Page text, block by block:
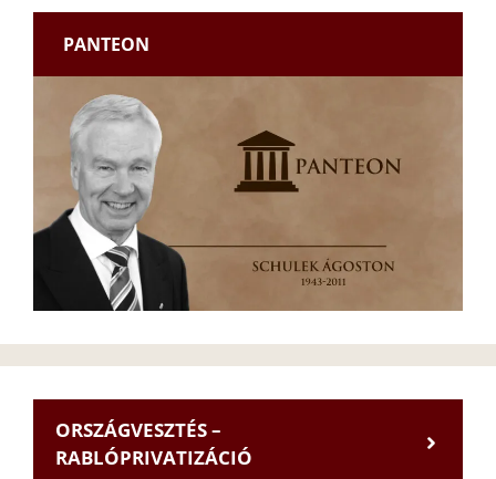
PANTEON
ORSZÁGVESZTÉS –
RABLÓPRIVATIZÁCIÓ